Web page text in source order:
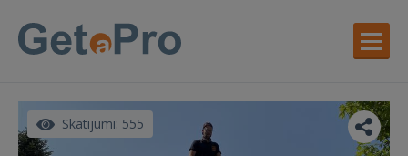
Skatījumi: 555